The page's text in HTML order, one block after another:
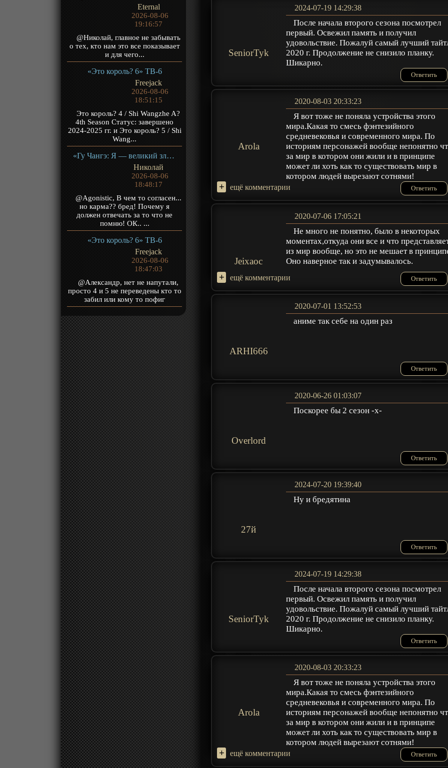
Eternal
2026-08-06
19:16:57
@Николай, главное не забывать
о тех, кто нам это все показывает
и для чего...
«Это король? 6» ТВ-6
Freejack
2026-08-06
18:51:15
Это король? 4 / Shi Wangzhe A?
4th Season Статус: завершено
2024-2025 гг. и Это король? 5 / Shi
Wang...
«Гу Чангэ: Я — великий злодей Небесной Судьбы» ТВ-1
Николай
2026-08-06
18:48:17
@Agonistic, В чем то согласен...
но карма?? бред! Почему я
должен отвечать за то что не
помню! ОК.. ...
«Это король? 6» ТВ-6
Freejack
2026-08-06
18:47:03
@Александр, нет не напутали,
просто 4 и 5 не переведены кто то
забил или кому то пофиг
SeniorTyk
2024-07-19 14:29:38
После начала второго сезона посмотрел
первый. Освежил память и получил
удовольствие. Пожалуй самый лучший
2020 г. Продолжение не снизило планку.
Шикарно.
Ответить
Arola
2020-08-03 20:33:23
Я вот тоже не поняла устройства этого
мира.Какая то смесь фэнтезийного
средневековья и современного мира. По
историям персонажей вообще непонятно
за мир в котором они жили и в принципе
может ли хоть как то существовать мир в
котором людей вырезают сотнями!
+ ещё комментарии Ответить
Jeixaoc
2020-07-06 17:05:21
Не много не понятно, было в некоторых
моментах,откуда они все и что
из мир вообще, но это не мешает в
Оно наверное так и задумывалось.
+ ещё комментарии Ответить
ARHI666
2020-07-01 13:52:53
аниме так себе на один раз
Ответить
Overlord
2020-06-26 01:03:07
Поскорее бы 2 сезон -х-
Ответить
27й
2024-07-20 19:39:40
Ну и бредятина
Ответить
SeniorTyk
2024-07-19 14:29:38
После начала второго сезона посмотрел
первый. Освежил память и получил
удовольствие. Пожалуй самый лучший
2020 г. Продолжение не снизило планку.
Шикарно.
Ответить
Arola
2020-08-03 20:33:23
Я вот тоже не поняла устройства этого
мира.Какая то смесь фэнтезийного
средневековья и современного мира. По
историям персонажей вообще непонятно
за мир в котором они жили и в принципе
может ли хоть как то существовать мир в
котором людей вырезают сотнями!
+ ещё комментарии Ответить